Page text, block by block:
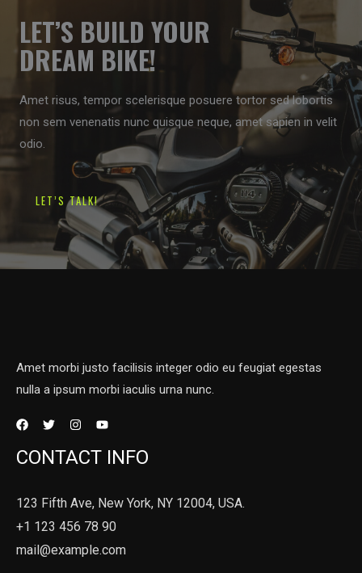
LET’S BUILD YOUR
DREAM BIKE!
Amet risus, tempor scelerisque posuere tortor sed lobortis
non sem venenatis nunc quisque neque, amet sapien in velit
odio.
LET’S TALK!
Amet morbi justo facilisis integer odio eu feugiat egestas
nulla a ipsum morbi iaculis urna nunc.
CONTACT INFO
123 Fifth Ave, New York, NY 12004, USA.
+1 123 456 78 90
mail@example.com